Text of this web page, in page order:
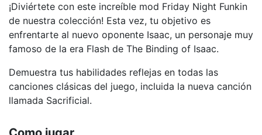
¡Diviértete con este increíble mod Friday Night Funkin
de nuestra colección! Esta vez, tu objetivo es
enfrentarte al nuevo oponente Isaac, un personaje muy
famoso de la era Flash de The Binding of Isaac.
Demuestra tus habilidades reflejas en todas las
canciones clásicas del juego, incluida la nueva canción
llamada Sacrificial.